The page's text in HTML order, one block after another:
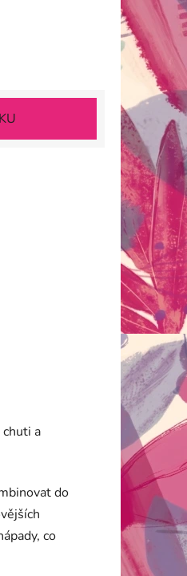
a
do
co